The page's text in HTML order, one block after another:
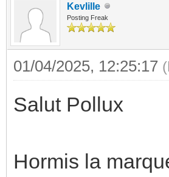
Kevlille
Posting Freak
01/04/2025, 12:25:17
Salut Pollux
Hormis la